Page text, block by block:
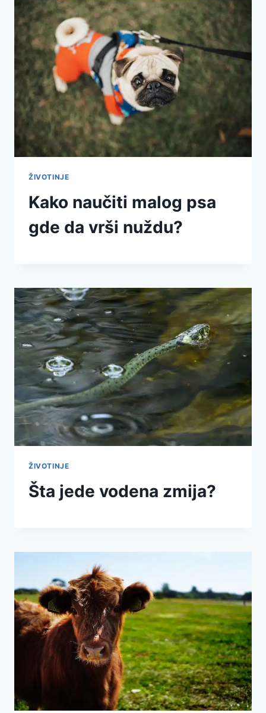
ŽIVOTINJE
Kako naučiti malog psa
gde da vrši nuždu?
ŽIVOTINJE
Šta jede vodena zmija?